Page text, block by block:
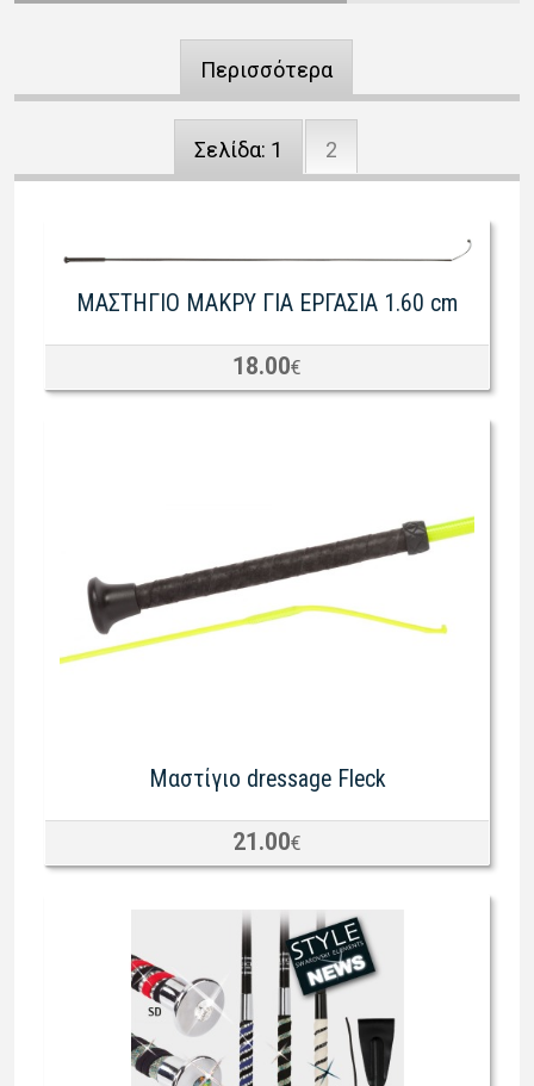
Περισσότερα
Σελίδα: 1 2
ΜΑΣΤΗΓΙΟ ΜΑΚΡΥ ΓΙΑ ΕΡΓΑΣΙΑ 1.60 cm
18.00€
Μαστίγιο dressage Fleck
21.00€